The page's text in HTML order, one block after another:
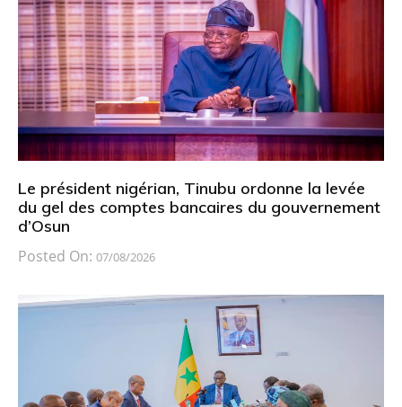
Le président nigérian, Tinubu ordonne la levée
du gel des comptes bancaires du gouvernement
d’Osun
Posted On: 07/08/2026